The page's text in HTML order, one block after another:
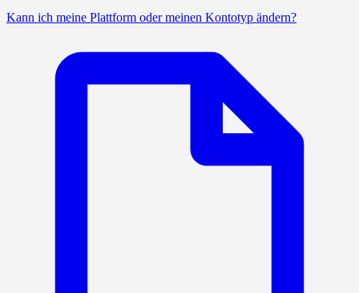
Kann ich meine Plattform oder meinen Kontotyp ändern?